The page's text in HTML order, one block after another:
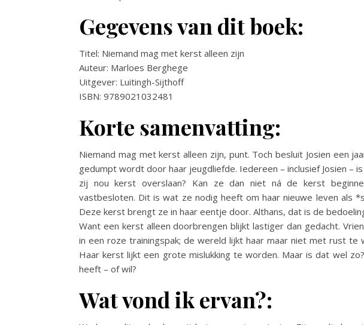
Gegevens van dit boek:
Titel: Niemand mag met kerst alleen zijn
Auteur: Marloes Berghege
Uitgever: Luitingh-Sijthoff
ISBN: 9789021032481
Korte samenvatting:
Niemand mag met kerst alleen zijn, punt. Toch besluit Josien een
gedumpt wordt door haar jeugdliefde. Iedereen – inclusief Josien –
zij nou kerst overslaan? Kan ze dan niet ná de kerst
vastbesloten. Dit is wat ze nodig heeft om haar nieuwe leven als
Deze kerst brengt ze in haar eentje door. Althans, dat is de
Want een kerst alleen doorbrengen blijkt lastiger dan gedacht.
in een roze trainingspak; de wereld lijkt haar maar niet met rust te
Haar kerst lijkt een grote mislukking te worden. Maar is dat wel
heeft – of wil?
Wat vond ik ervan?: